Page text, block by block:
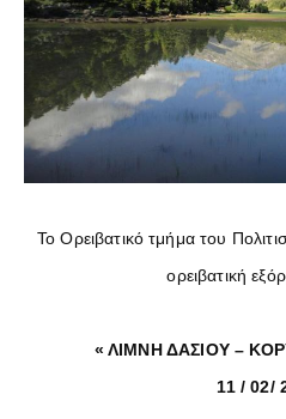
Το Ορειβατικό τμήμα του
ορειβατική
« ΛΙΜΝΗ ΔΑΣΙΟΥ –
11 / 02/